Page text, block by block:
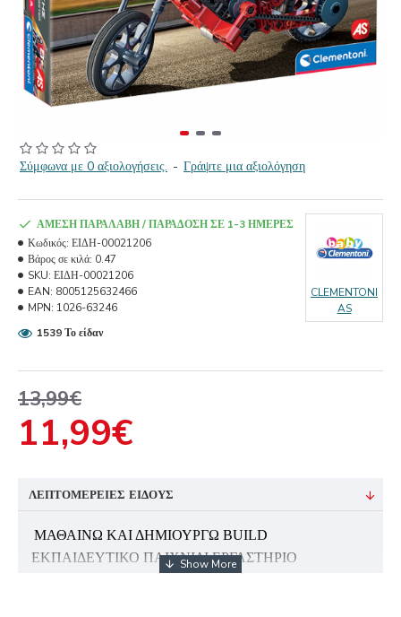
Σύμφωνα με 0 αξιολογήσεις. - Γράψτε μια αξιολόγηση
11,99€
13,99€
ΆΜΕΣΗ ΠΑΡΑΛΑΒΉ / ΠΑΡΆΔΟΣΗ ΣΕ 1-3 ΗΜΈΡΕΣ
Κωδικός: ΕΙΔΗ-00021206
Βάρος σε κιλά: 0.47
SKU: ΕΙΔΗ-00021206
EAN: 8005125632466
MPN: 1026-63246
CLEMENTONI
AS
1539 Το είδαν
ΛΕΠΤΟΜΈΡΕΙΕΣ ΕΊΔΟΥΣ
ΜΑΘΑΙΝΩ ΚΑΙ ΔΗΜΙΟΥΡΓΩ BUILD
ΕΚΠΑΙΔΕΥΤΙΚΟ ΠΑΙΧΝΙΔΙ ΕΡΓΑΣΤΗΡΙΟ